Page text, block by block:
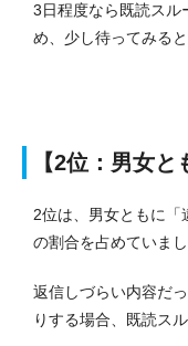
3日程度なら既読スル
め、少し待ってみる
【2位：男女と
2位は、男女ともに「
の割合を占めていまし
返信しづらい内容だ
りする場合、既読ス